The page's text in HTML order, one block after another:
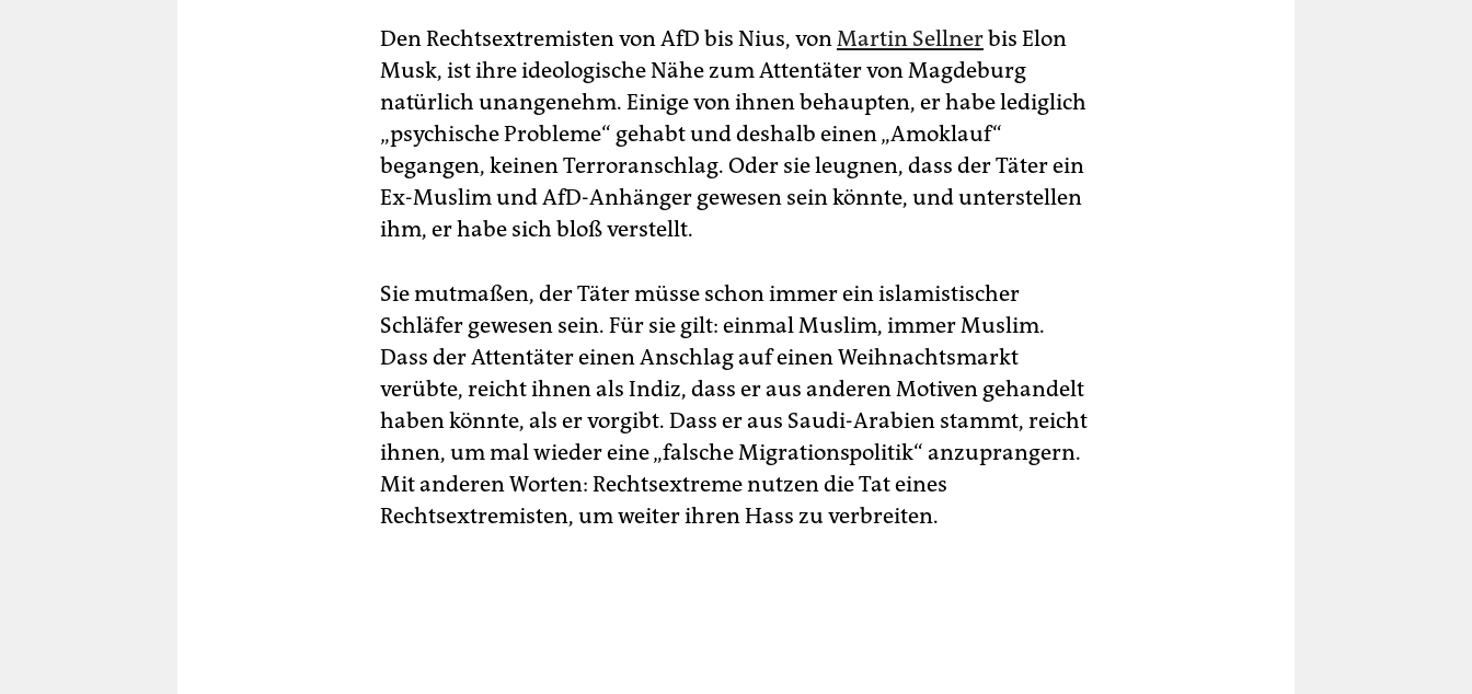
Den Rechtsextremisten von AfD bis Nius, vonMartin Sellnerbis Elon
Musk, ist ihre ideologische Nähe zum Attentäter von Magdeburg
natürlich unangenehm. Einige von ihnen behaupten, er habe lediglich
„psychische Probleme“ gehabt und deshalb einen „Amoklauf“
begangen, keinen Terroranschlag. Oder sie leugnen, dass der Täter ein
Ex-Muslim und AfD-Anhänger gewesen sein könnte, und unterstellen
ihm, er habe sich bloß verstellt.
Sie mutmaßen, der Täter müsse schon immer ein islamistischer
Schläfer gewesen sein. Für sie gilt: einmal Muslim, immer Muslim.
Dass der Attentäter einen Anschlag auf einen Weihnachtsmarkt
verübte, reicht ihnen als Indiz, dass er aus anderen Motiven gehandelt
haben könnte, als er vorgibt. Dass er aus Saudi-Arabien stammt, reicht
ihnen, um mal wieder eine „falsche Migrationspolitik“ anzuprangern.
Mit anderen Worten: Rechtsextreme nutzen die Tat eines
Rechtsextremisten, um weiter ihren Hass zu verbreiten.